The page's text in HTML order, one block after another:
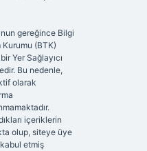
gereğince Bilgi
(BTK)
Yer Sağlayıcı
Bu nedenle,
olarak
içeriklerin
olup, siteye üye
etmiş